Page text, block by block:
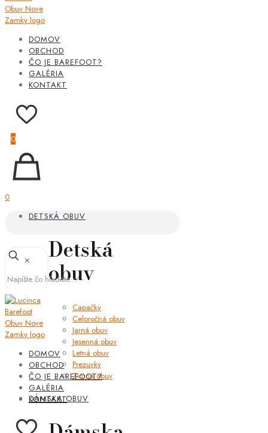
DOMOV
OBCHOD
ČO JE BAREFOOT?
GALÉRIA
KONTAKT
0
0
DETSKÁ OBUV
Detská
obuv
Capačky
Celoročná obuv
Jarná obuv
Jesenná obuv
Letná obuv
Prezuvky
Zimná obuv
DÁMSKA OBUV
✕
DOMOV
OBCHOD
ČO JE BAREFOOT?
GALÉRIA
KONTAKT